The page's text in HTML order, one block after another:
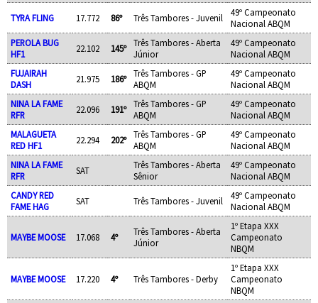
TYRA FLING 17.772 86º Três Tambores - Juvenil
49º Campeonato
Nacional ABQM
PEROLA BUG
HF1
22.102 145º
Três Tambores - Aberta
Júnior
49º Campeonato
Nacional ABQM
FUJAIRAH
DASH
21.975 186º
Três Tambores - GP
ABQM
49º Campeonato
Nacional ABQM
NINA LA FAME
RFR
22.096 191º
Três Tambores - GP
ABQM
49º Campeonato
Nacional ABQM
MALAGUETA
RED HF1
22.294 202º
Três Tambores - GP
ABQM
49º Campeonato
Nacional ABQM
NINA LA FAME
RFR
SAT
Três Tambores - Aberta
Sênior
49º Campeonato
Nacional ABQM
CANDY RED
FAME HAG
SAT Três Tambores - Juvenil
49º Campeonato
Nacional ABQM
MAYBE MOOSE 17.068 4º
Três Tambores - Aberta
Júnior
1º Etapa XXX
Campeonato
NBQM
MAYBE MOOSE 17.220 4º Três Tambores - Derby
1º Etapa XXX
Campeonato
NBQM